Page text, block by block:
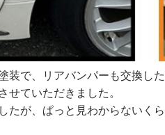
装で、リアバンパーも交換した
せていただきました。
たが、ぱっと見わからないくら